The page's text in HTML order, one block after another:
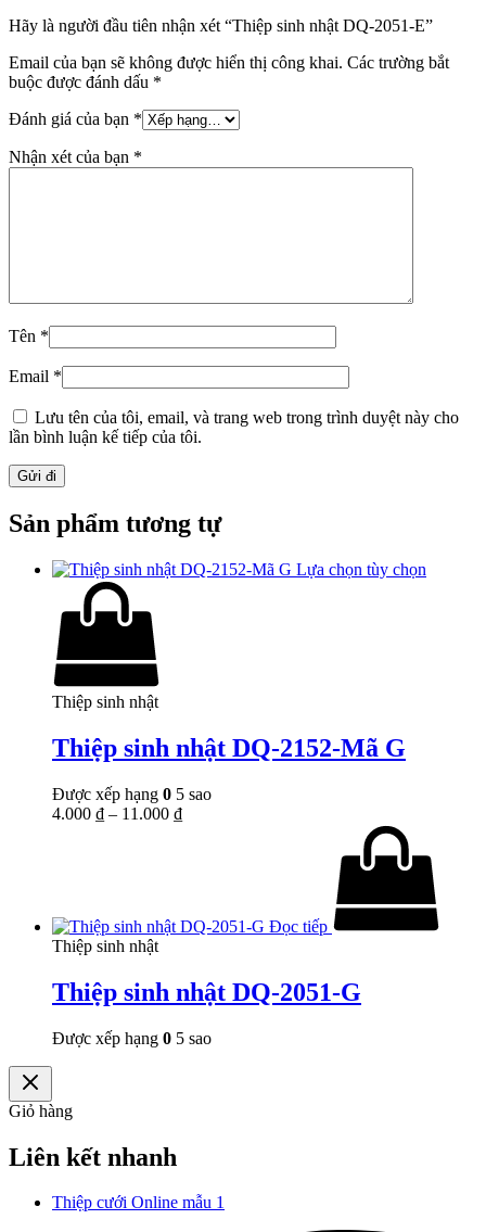
Hãy là người đầu tiên nhận xét “Thiệp sinh nhật DQ-2051-E”
Email của bạn sẽ không được hiển thị công khai. Các trường bắt
buộc được đánh dấu *
Đánh giá của bạn *
Nhận xét của bạn *
Tên *
Email *
Lưu tên của tôi, email, và trang web trong trình duyệt này cho
lần bình luận kế tiếp của tôi.
Sản phẩm tương tự
Lựa chọn tùy chọn
Thiệp sinh nhật
Thiệp sinh nhật DQ-2152-Mã G
Được xếp hạng 0 5 sao
4.000 ₫ – 11.000 ₫
Đọc tiếp
Thiệp sinh nhật
Thiệp sinh nhật DQ-2051-G
Được xếp hạng 0 5 sao
Giỏ hàng
Liên kết nhanh
Thiệp cưới Online mẫu 1